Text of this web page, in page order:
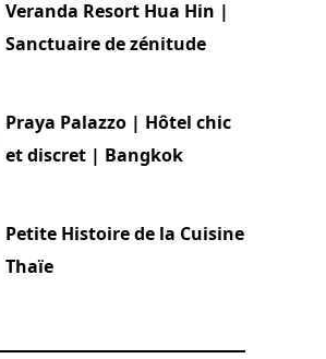
Veranda Resort Hua Hin |
Sanctuaire de zénitude
Praya Palazzo | Hôtel chic
et discret | Bangkok
Petite Histoire de la Cuisine
Thaïe